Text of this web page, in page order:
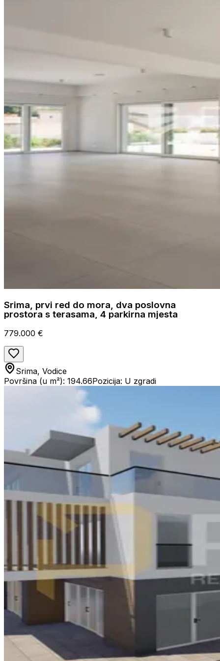
Srima, prvi red do mora, dva poslovna
prostora s terasama, 4 parkirna mjesta
779.000 €
Srima, Vodice
Površina (u m²): 194.66Pozicija: U zgradi